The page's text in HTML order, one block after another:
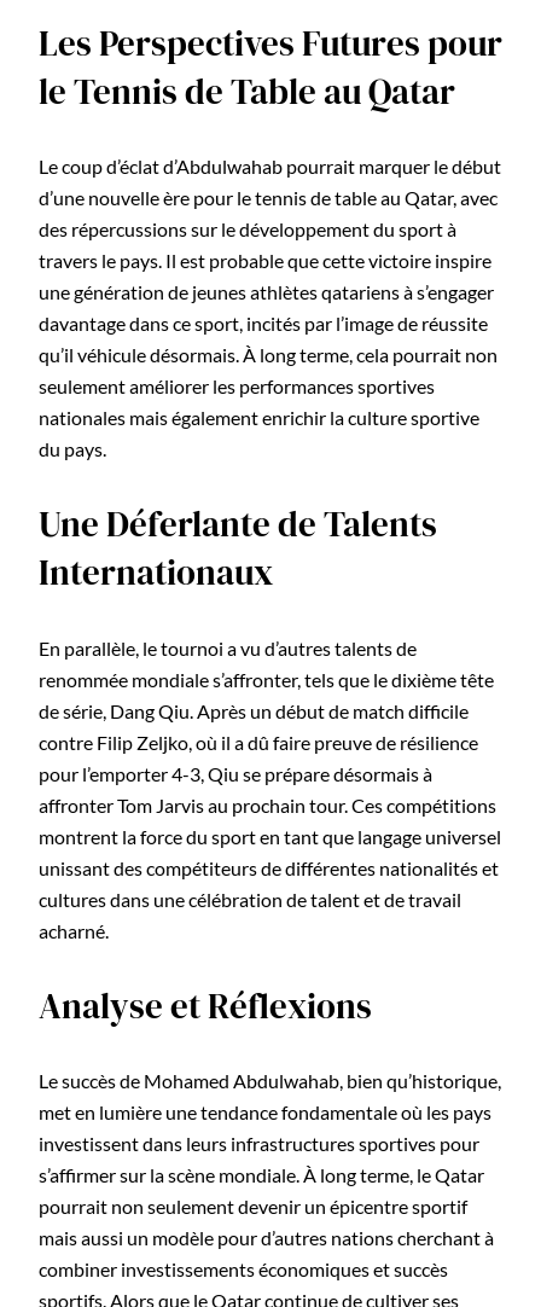
Les Perspectives Futures pour
le Tennis de Table au Qatar
Le coup d’éclat d’Abdulwahab pourrait marquer le début
d’une nouvelle ère pour le tennis de table au Qatar, avec
des répercussions sur le développement du sport à
travers le pays. Il est probable que cette victoire inspire
une génération de jeunes athlètes qatariens à s’engager
davantage dans ce sport, incités par l’image de réussite
qu’il véhicule désormais. À long terme, cela pourrait non
seulement améliorer les performances sportives
nationales mais également enrichir la culture sportive
du pays.
Une Déferlante de Talents
Internationaux
En parallèle, le tournoi a vu d’autres talents de
renommée mondiale s’affronter, tels que le dixième tête
de série, Dang Qiu. Après un début de match difficile
contre Filip Zeljko, où il a dû faire preuve de résilience
pour l’emporter 4-3, Qiu se prépare désormais à
affronter Tom Jarvis au prochain tour. Ces compétitions
montrent la force du sport en tant que langage universel
unissant des compétiteurs de différentes nationalités et
cultures dans une célébration de talent et de travail
acharné.
Analyse et Réflexions
Le succès de Mohamed Abdulwahab, bien qu’historique,
met en lumière une tendance fondamentale où les pays
investissent dans leurs infrastructures sportives pour
s’affirmer sur la scène mondiale. À long terme, le Qatar
pourrait non seulement devenir un épicentre sportif
mais aussi un modèle pour d’autres nations cherchant à
combiner investissements économiques et succès
sportifs. Alors que le Qatar continue de cultiver ses